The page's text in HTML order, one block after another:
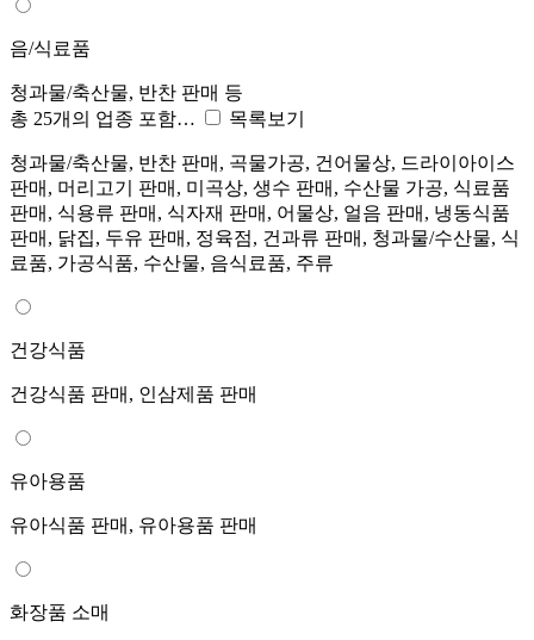
음/식료품
청과물/축산물, 반찬 판매 등
총 25개의 업종 포함…
목록보기
청과물/축산물, 반찬 판매, 곡물가공, 건어물상, 드라이아이스
판매, 머리고기 판매, 미곡상, 생수 판매, 수산물 가공, 식료품
판매, 식용류 판매, 식자재 판매, 어물상, 얼음 판매, 냉동식품
판매, 닭집, 두유 판매, 정육점, 건과류 판매, 청과물/수산물, 식
료품, 가공식품, 수산물, 음식료품, 주류
건강식품
건강식품 판매, 인삼제품 판매
유아용품
유아식품 판매, 유아용품 판매
화장품 소매